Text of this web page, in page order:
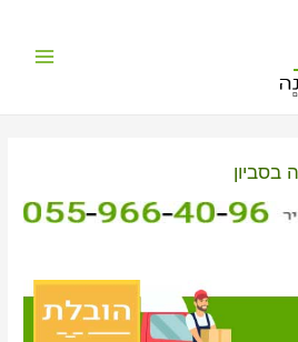
בסביון